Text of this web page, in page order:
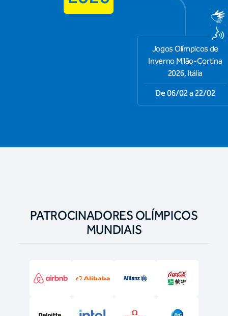
Jogos Olímpicos de
Inverno Milão-Cortina
2026, Itália
De 06/02 a 22/02
PATROCINADORES OLÍMPICOS
MUNDIAIS